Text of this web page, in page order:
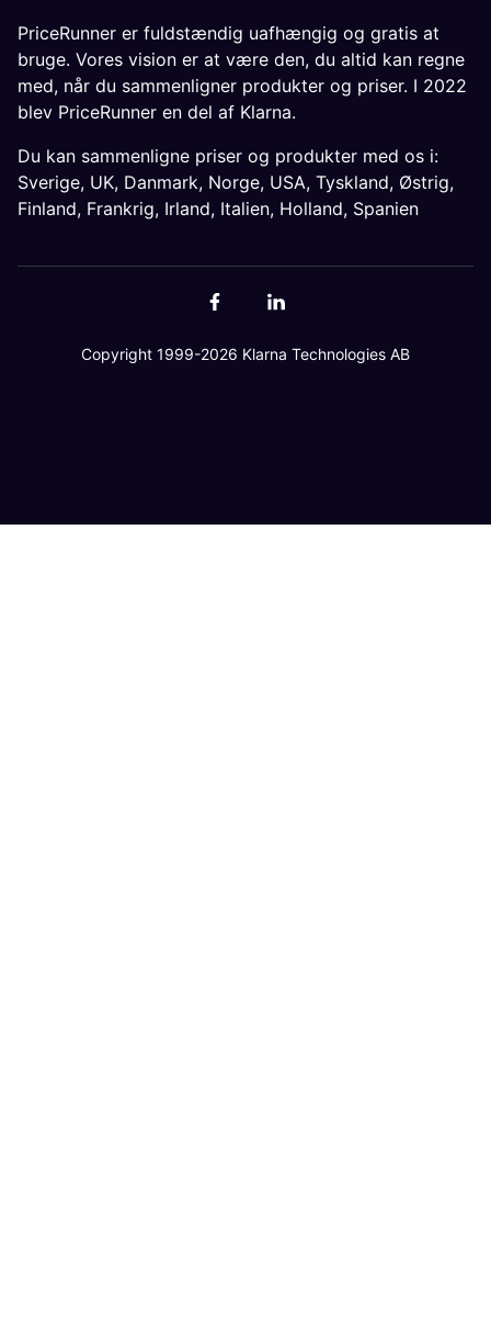
PriceRunner er fuldstændig uafhængig og gratis at
bruge. Vores vision er at være den, du altid kan regne
med, når du sammenligner produkter og priser. I 2022
blev PriceRunner en del af Klarna.
Du kan sammenligne priser og produkter med os i:
Sverige, UK, Danmark, Norge, USA, Tyskland, Østrig,
Finland, Frankrig, Irland, Italien, Holland, Spanien
Copyright 1999-2026 Klarna Technologies AB